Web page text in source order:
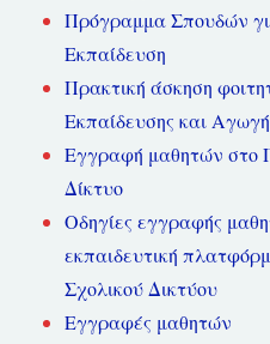
Πρόγραμμα Σπουδών
Εκπαίδευση
Πρακτική άσκηση
Εκπαίδευσης και
Εγγραφή μαθητών στο
Δίκτυο
Οδηγίες εγγραφής
εκπαιδευτική
Σχολικού Δικτύου
Εγγραφές μαθητών